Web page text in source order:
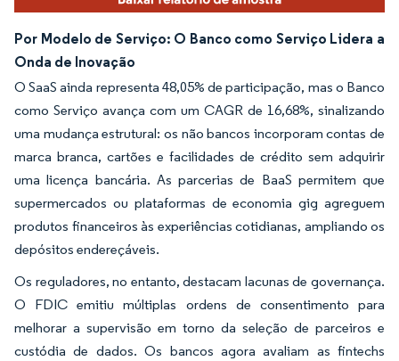
Por Modelo de Serviço: O Banco como Serviço Lidera a
Onda de Inovação
O SaaS ainda representa 48,05% de participação, mas o Banco
como Serviço avança com um CAGR de 16,68%, sinalizando
uma mudança estrutural: os não bancos incorporam contas de
marca branca, cartões e facilidades de crédito sem adquirir
uma licença bancária. As parcerias de BaaS permitem que
supermercados ou plataformas de economia gig agreguem
produtos financeiros às experiências cotidianas, ampliando os
depósitos endereçáveis.
Os reguladores, no entanto, destacam lacunas de governança.
O FDIC emitiu múltiplas ordens de consentimento para
melhorar a supervisão em torno da seleção de parceiros e
custódia de dados. Os bancos agora avaliam as fintechs